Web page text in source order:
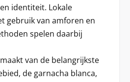
identiteit. Lokale
gebruik van amforen en
spelen daarbij
van de belangrijkste
de garnacha blanca,